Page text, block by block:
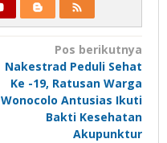
Pos berikutnya
Nakestrad Peduli Sehat
Ke -19, Ratusan Warga
Wonocolo Antusias Ikuti
Bakti Kesehatan
Akupunktur